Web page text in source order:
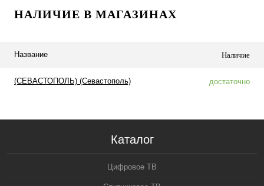
НАЛИЧИЕ В МАГАЗИНАХ
Название Наличие
(СЕВАСТОПОЛЬ) (Севастополь) достаточно
Каталог
Цифровое ТВ